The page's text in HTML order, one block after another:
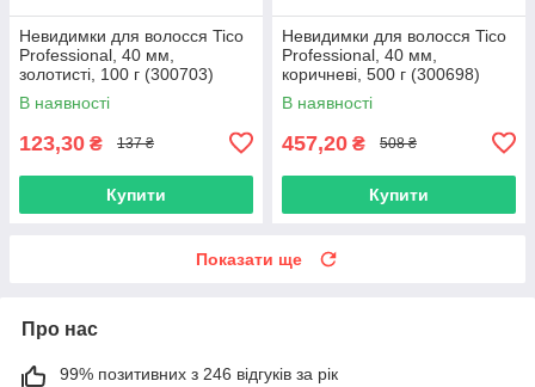
Невидимки для волосся Tico
Professional, 40 мм,
золотисті, 100 г (300703)
В наявності
123,30 ₴ 137 ₴
Купити
Невидимки для волосся Tico
Professional, 40 мм,
коричневі, 500 г (300698)
В наявності
457,20 ₴ 508 ₴
Купити
Показати ще
Про нас
99% позитивних з 246 відгуків за рік